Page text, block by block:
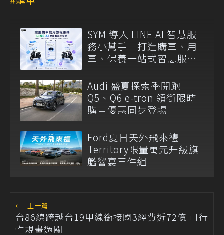
SYM 導入 LINE AI 智慧服
務小幫手 打造購車、用
車、保養一站式智慧服務
Audi 盛夏探索季開跑
Q5、Q6 e-tron 領銜限時
購車優惠同步登場
Ford夏日天外飛來禮
Territory限量萬元升級旗
艦響宴三件組
← 上一篇
台86線跨越台19甲線銜接國3經費近72億 可行
性規畫過關